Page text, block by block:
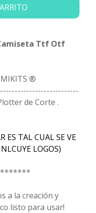
Ttf Otf
®
de Corte .
TAL CUAL SE VE
LOGOS)
a la creación y
listo para usar!